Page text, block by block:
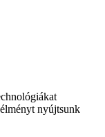
nyújtsunk